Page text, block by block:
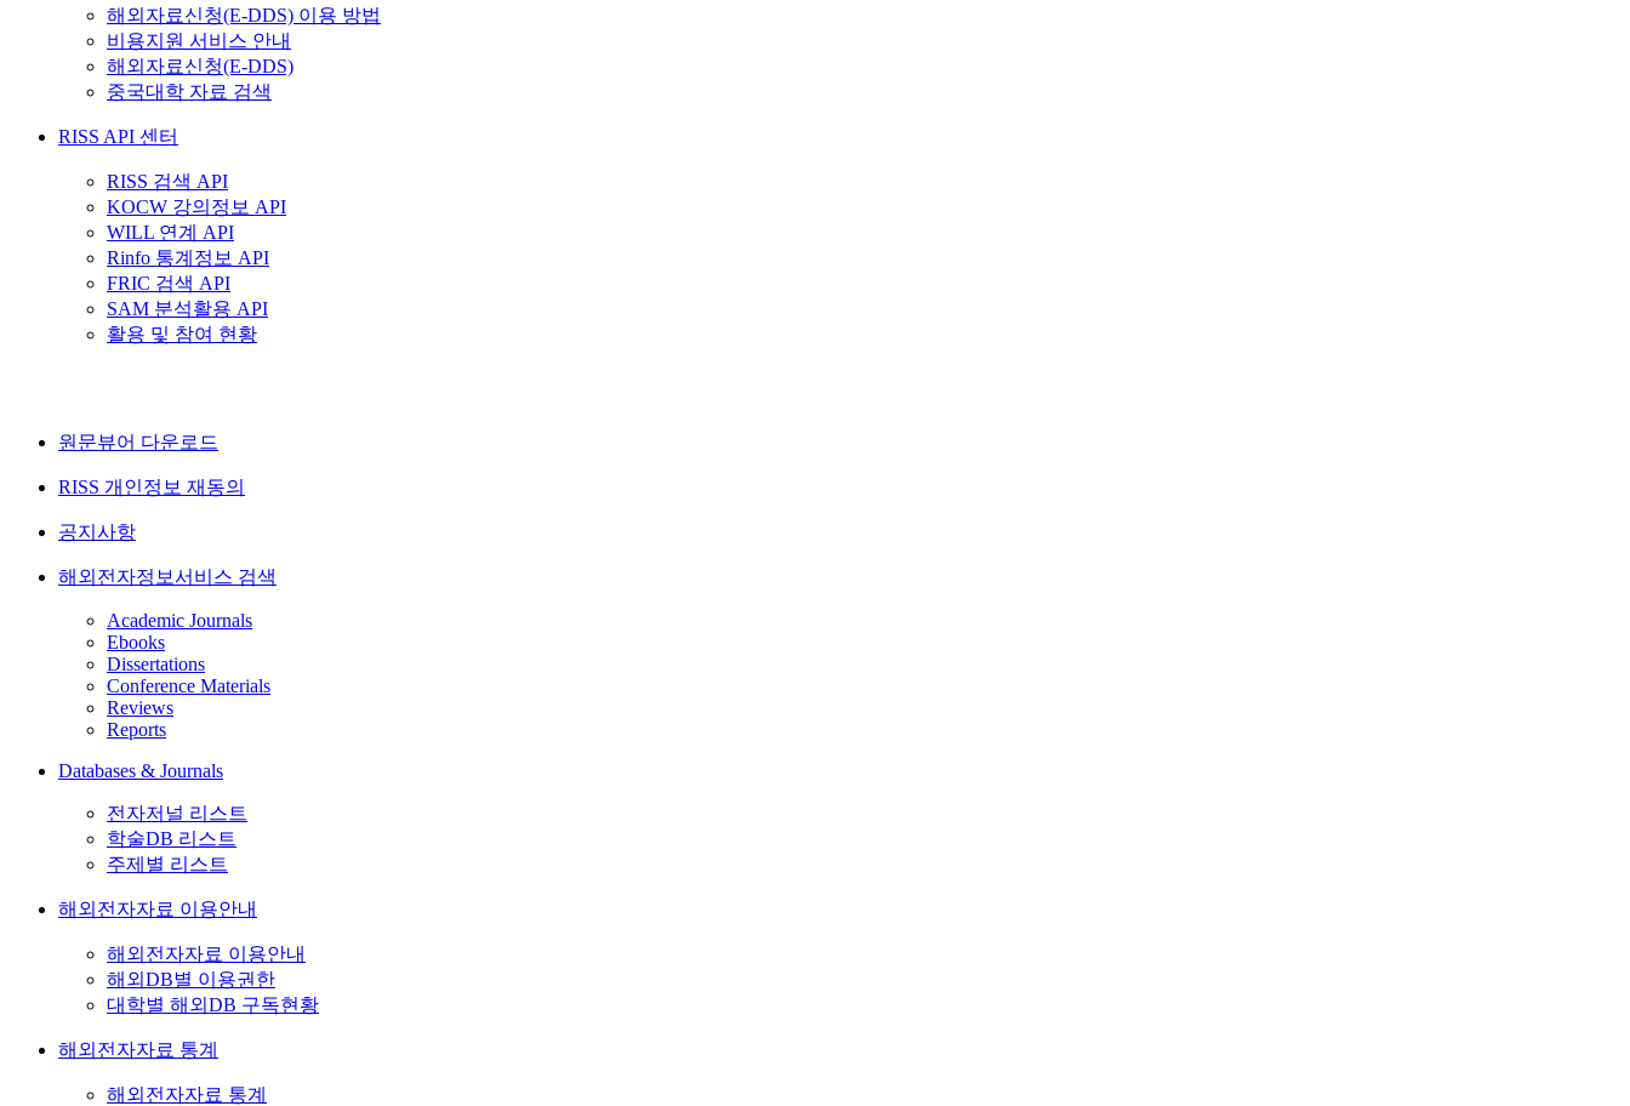
해외자료신청(E-DDS) 이용 방법
비용지원 서비스 안내
해외자료신청(E-DDS)
중국대학 자료 검색
RISS API 센터
RISS 검색 API
KOCW 강의정보 API
WILL 연계 API
Rinfo 통계정보 API
FRIC 검색 API
SAM 분석활용 API
활용 및 참여 현황
원문뷰어 다운로드
RISS 개인정보 재동의
공지사항
해외전자정보서비스 검색
Academic Journals
Ebooks
Dissertations
Conference Materials
Reviews
Reports
Databases & Journals
전자저널 리스트
학술DB 리스트
주제별 리스트
해외전자자료 이용안내
해외전자자료 이용안내
해외DB별 이용권한
대학별 해외DB 구독현황
해외전자자료 통계
해외전자자료 통계